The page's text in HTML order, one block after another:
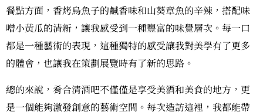
餐點方面，香烤烏魚子的鹹香味和山葵章魚的辛辣，搭配味
噌小黃瓜的清新，讓我感受到一種豐富的味覺層次。每一口
都是一種藝術的表現，這種獨特的感受讓我對美學有了更多
的體會，也讓我在策劃展覽時有了新的思路。
總的來說，肴合清酒吧不僅僅是享受美酒和美食的地方，更
是一個能夠激發創意的藝術空間。每次造訪這裡，我都能帶